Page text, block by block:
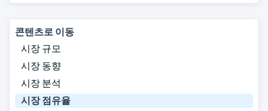
콘텐츠로 이동
시장 규모
시장 동향
시장 분석
시장 점유율